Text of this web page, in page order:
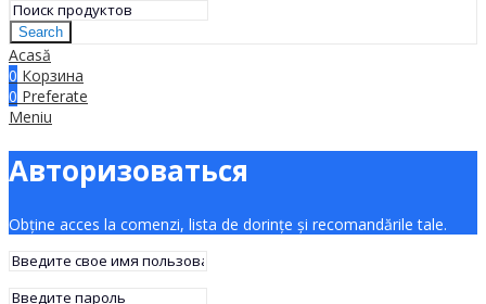
Search
Acasă
0 Корзина
0 Preferate
Meniu
Авторизоваться
Obține acces la comenzi, lista de dorințe și recomandările tale.